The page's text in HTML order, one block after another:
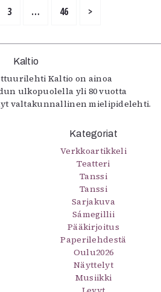
3 … 46 >
Kaltio
Kaltio on ainoa
ulkopuolella yli 80 vuotta
valtakunnallinen mielipidelehti.
Kategoriat
Verkkoartikkeli
Teatteri
Tanssi
Tanssi
Sarjakuva
Sámegillii
Pääkirjoitus
Paperilehdestä
Oulu2026
Näyttelyt
Musiikki